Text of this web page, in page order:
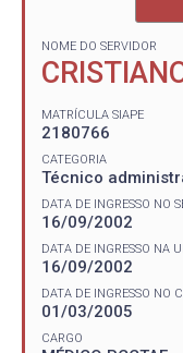
NOME DO SERVIDOR
MATRÍCULA SIAPE
2180766
CATEGORIA
Técnico
DATA DE INGRESSO NO
16/09/2002
DATA DE INGRESSO NA
16/09/2002
DATA DE INGRESSO NO
01/03/2005
CARGO